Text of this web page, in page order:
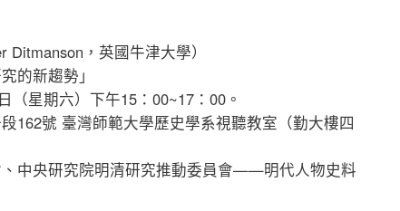
，英國牛津大學）
的新趨勢」
（星期六）下午15：00~17：00。
162號 臺灣師範大學歷史學系視聽教室（勤大樓四
中央研究院明清研究推動委員會——明代人物史料